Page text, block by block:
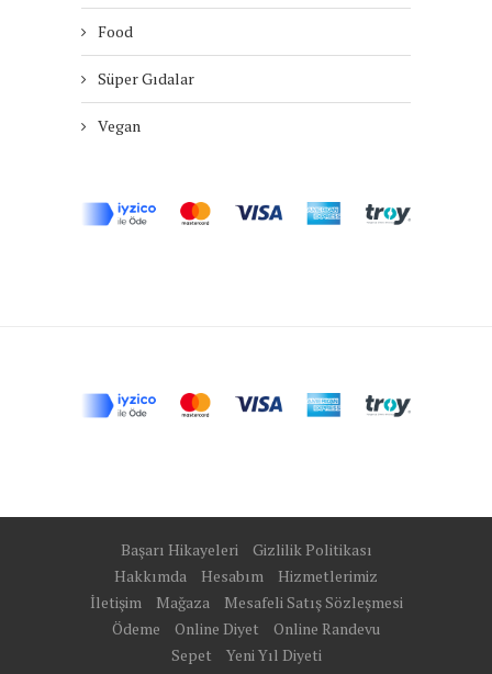
Food
Süper Gıdalar
Vegan
Başarı Hikayeleri
Gizlilik Politikası
Hakkımda
Hesabım
Hizmetlerimiz
İletişim
Mağaza
Mesafeli Satış Sözleşmesi
Ödeme
Online Diyet
Online Randevu
Sepet
Yeni Yıl Diyeti